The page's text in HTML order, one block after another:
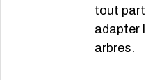
tout
adapter
arbres.